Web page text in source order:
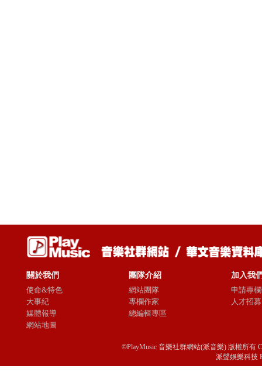
關於我們
使命&特色
大事紀
媒體報導
網站地圖
團隊介紹
網站團隊
專欄作家
總編輯專區
加入我
申請專
人才招募
©PlayMusic 音樂社群網站(派音樂) 版權所有
派聲娛樂科技